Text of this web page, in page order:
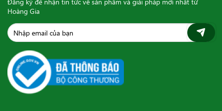
Đăng ký để nhận tin tức về sản phẩm và giải pháp mới nhất từ
Hoàng Gia